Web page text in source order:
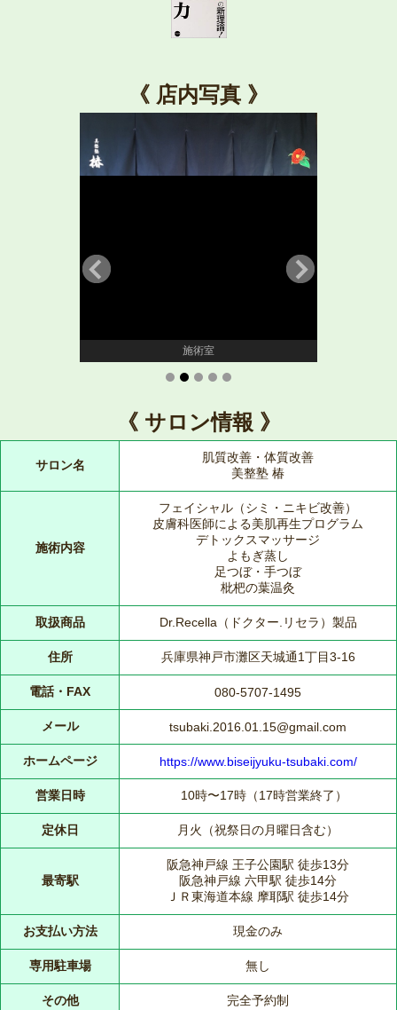
《 店内写真 》
施術室
《 サロン情報 》
サロン名
肌質改善・体質改善
美整塾 椿
施術内容
フェイシャル（シミ・ニキビ改善）
皮膚科医師による美肌再生プログラム
デトックスマッサージ
よもぎ蒸し
足つぼ・手つぼ
枇杷の葉温灸
取扱商品 Dr.Recella（ドクター.リセラ）製品
住所 兵庫県神戸市灘区天城通1丁目3-16
電話・FAX 080-5707-1495
メール tsubaki.2016.01.15@gmail.com
ホームページ https://www.biseijyuku-tsubaki.com/
営業日時 10時〜17時（17時営業終了）
定休日 月火（祝祭日の月曜日含む）
最寄駅
阪急神戸線 王子公園駅 徒歩13分
阪急神戸線 六甲駅 徒歩14分
ＪＲ東海道本線 摩耶駅 徒歩14分
お支払い方法 現金のみ
専用駐車場 無し
その他 完全予約制